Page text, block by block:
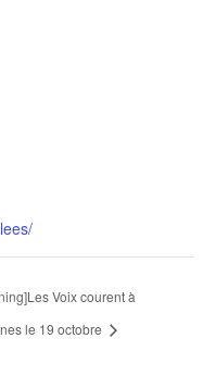
Voix courent à
le 19 octobre